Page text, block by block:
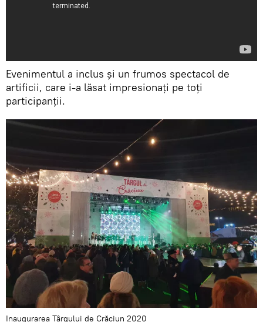
Evenimentul a inclus și un frumos spectacol de
artificii, care i-a lăsat impresionați pe toți
participanții.
Inaugurarea Târgului de Crăciun 2020